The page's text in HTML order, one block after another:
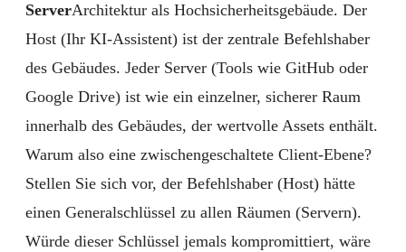
ServerArchitektur als Hochsicherheitsgebäude. Der
Host (Ihr KI-Assistent) ist der zentrale Befehlshaber
des Gebäudes. Jeder Server (Tools wie GitHub oder
Google Drive) ist wie ein einzelner, sicherer Raum
innerhalb des Gebäudes, der wertvolle Assets enthält.
Warum also eine zwischengeschaltete Client-Ebene?
Stellen Sie sich vor, der Befehlshaber (Host) hätte
einen Generalschlüssel zu allen Räumen (Servern).
Würde dieser Schlüssel jemals kompromittiert, wäre